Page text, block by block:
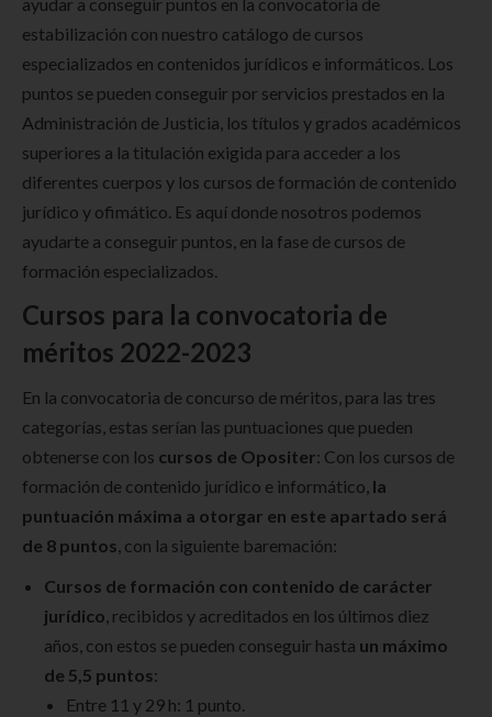
estabilización con nuestro catálogo de cursos
especializados en contenidos jurídicos e informáticos. Los
puntos se pueden conseguir por servicios prestados en la
Administración de Justicia, los títulos y grados académicos
superiores a la titulación exigida para acceder a los
diferentes cuerpos y los cursos de formación de contenido
jurídico y ofimático. Es aquí donde nosotros podemos
ayudarte a conseguir puntos, en la fase de cursos de
formación especializados.
Cursos para la convocatoria de
méritos 2022-2023
En la convocatoria de concurso de méritos, para las tres
categorías, estas serían las puntuaciones que pueden
obtenerse con los cursos de Opositer: Con los cursos de
formación de contenido jurídico e informático, la
puntuación máxima a otorgar en este apartado será
de 8 puntos, con la siguiente baremación:
Cursos de formación con contenido de carácter
jurídico, recibidos y acreditados en los últimos diez
años, con estos se pueden conseguir hasta un máximo
de 5,5 puntos:
Entre 11 y 29 h: 1 punto.